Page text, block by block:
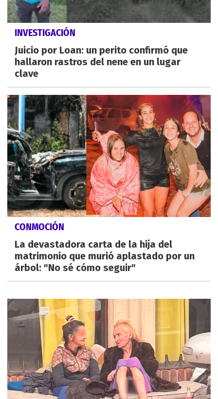
INVESTIGACIÓN
Juicio por Loan: un perito confirmó que
hallaron rastros del nene en un lugar
clave
CONMOCIÓN
La devastadora carta de la hija del
matrimonio que murió aplastado por un
árbol: "No sé cómo seguir"